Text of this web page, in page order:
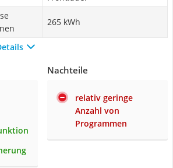
265 kWh
Nachteile
relativ geringe
Anzahl von
Programmen